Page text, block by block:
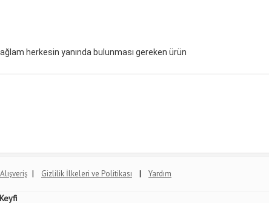
herkesin yanında bulunması gereken ürün
| Gizlilik İlkeleri ve Politikası | Yardım